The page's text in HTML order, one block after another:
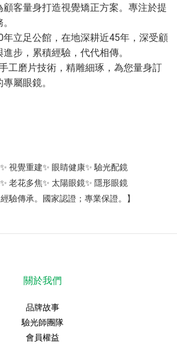
客量身打造視覺矯正方案。專注於提
年立足公館，在地深耕近45年，深受顧
步，累積經驗，代代相傳。
工磨片技術，精雕細琢，為您量身訂
屬眼鏡。
視覺重建✨ 眼睛健康✨ 驗光配鏡
老花多焦✨ 太陽眼鏡✨ 隱形眼鏡
經驗傳承。國家認證；專業保證。】
關於我們
品牌故事
驗光師團隊
會員權益